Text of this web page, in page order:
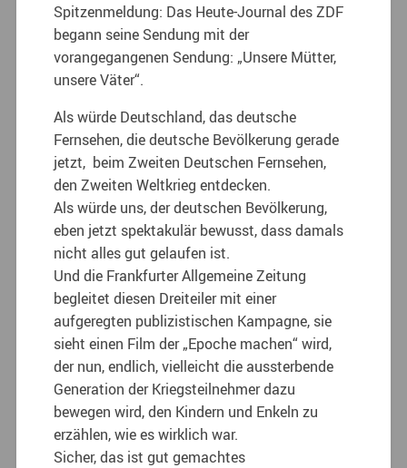
Spitzenmeldung: Das Heute-Journal des ZDF
begann seine Sendung mit der
vorangegangenen Sendung: „Unsere Mütter,
unsere Väter“.
Als würde Deutschland, das deutsche
Fernsehen, die deutsche Bevölkerung gerade
jetzt, beim Zweiten Deutschen Fernsehen,
den Zweiten Weltkrieg entdecken.
Als würde uns, der deutschen Bevölkerung,
eben jetzt spektakulär bewusst, dass damals
nicht alles gut gelaufen ist.
Und die Frankfurter Allgemeine Zeitung
begleitet diesen Dreiteiler mit einer
aufgeregten publizistischen Kampagne, sie
sieht einen Film der „Epoche machen“ wird,
der nun, endlich, vielleicht die aussterbende
Generation der Kriegsteilnehmer dazu
bewegen wird, den Kindern und Enkeln zu
erzählen, wie es wirklich war.
Sicher, das ist gut gemachtes